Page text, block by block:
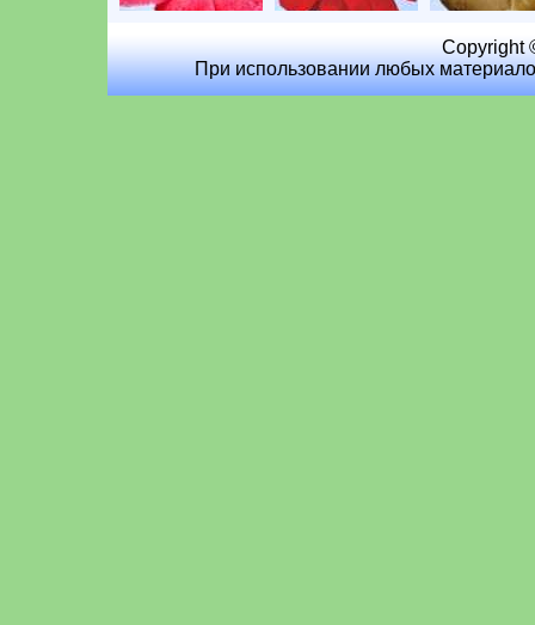
Copyright
При использовании любых